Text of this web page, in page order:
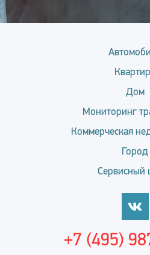
Дом
Мониторинг
Коммерческая
Город
Сервисный
+7 (495)